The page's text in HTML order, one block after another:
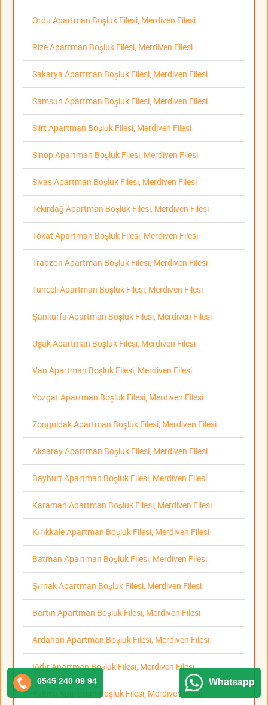
Ordu Apartman Boşluk Filesi, Merdiven Filesi
Rize Apartman Boşluk Filesi, Merdiven Filesi
Sakarya Apartman Boşluk Filesi, Merdiven Filesi
Samsun Apartman Boşluk Filesi, Merdiven Filesi
Siirt Apartman Boşluk Filesi, Merdiven Filesi
Sinop Apartman Boşluk Filesi, Merdiven Filesi
Sivas Apartman Boşluk Filesi, Merdiven Filesi
Tekirdağ Apartman Boşluk Filesi, Merdiven Filesi
Tokat Apartman Boşluk Filesi, Merdiven Filesi
Trabzon Apartman Boşluk Filesi, Merdiven Filesi
Tunceli Apartman Boşluk Filesi, Merdiven Filesi
Şanlıurfa Apartman Boşluk Filesi, Merdiven Filesi
Uşak Apartman Boşluk Filesi, Merdiven Filesi
Van Apartman Boşluk Filesi, Merdiven Filesi
Yozgat Apartman Boşluk Filesi, Merdiven Filesi
Zonguldak Apartman Boşluk Filesi, Merdiven Filesi
Aksaray Apartman Boşluk Filesi, Merdiven Filesi
Bayburt Apartman Boşluk Filesi, Merdiven Filesi
Karaman Apartman Boşluk Filesi, Merdiven Filesi
Kırıkkale Apartman Boşluk Filesi, Merdiven Filesi
Batman Apartman Boşluk Filesi, Merdiven Filesi
Şırnak Apartman Boşluk Filesi, Merdiven Filesi
Bartın Apartman Boşluk Filesi, Merdiven Filesi
Ardahan Apartman Boşluk Filesi, Merdiven Filesi
Iğdır Apartman Boşluk Filesi, Merdiven Filesi
Yalova Apartman Boşluk Filesi, Merdiven Filesi
0545 240 09 94 Whatsapp